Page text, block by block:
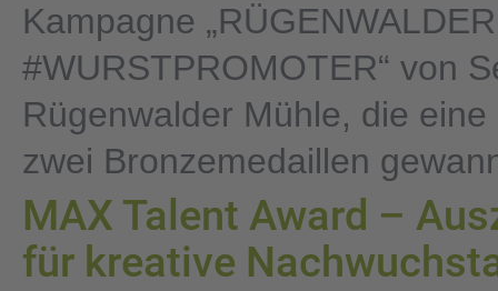
Kampagne
#WURSTPROMOTER“ von
Rügenwalder Mühle, die
zwei Bronzemedaillen
MAX Talent Award –
für kreative